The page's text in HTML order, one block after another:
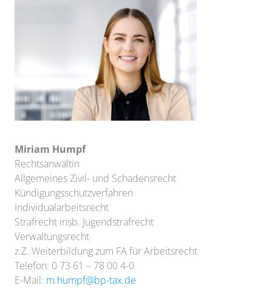
Miriam Humpf
Rechtsanwältin
Allgemeines Zivil- und Schadensrecht
Kündigungsschutzverfahren
Individualarbeitsrecht
Strafrecht insb. Jugendstrafrecht
Verwaltungsrecht
z.Z. Weiterbildung zum FA für Arbeitsrecht
Telefon: 0 73 61 – 78 00 4-0
E-Mail: m.humpf@bp-tax.de